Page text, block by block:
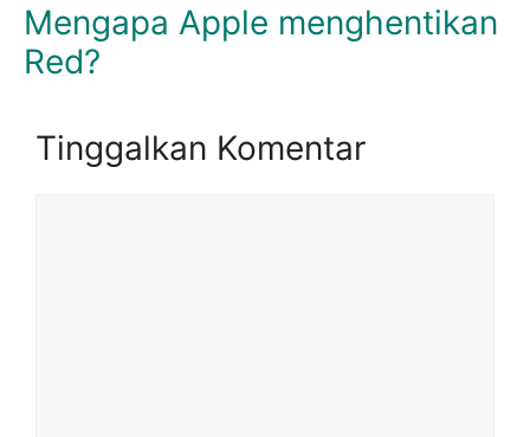
Mengapa Apple menghentikan
Red?
Tinggalkan Komentar